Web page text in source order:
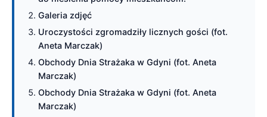
Galeria zdjęć
Uroczystości zgromadziły licznych gości (fot.
Aneta Marczak)
Obchody Dnia Strażaka w Gdyni (fot. Aneta
Marczak)
Obchody Dnia Strażaka w Gdyni (fot. Aneta
Marczak)